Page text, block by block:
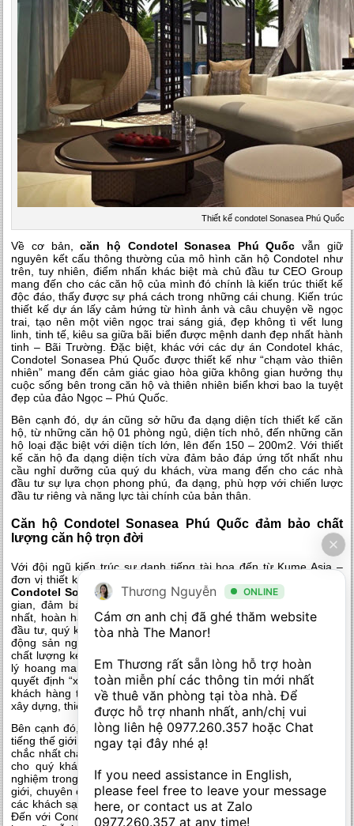
Thiết kế condotel Sonasea Phú Quốc
Về cơ bản,căn hộ Condotel Sonasea Phú Quốc vẫn giữ
nguyên kết cấu thông thường của mô hình căn hộ Condotel như
trên, tuy nhiên, điểm nhấn khác biệt mà chủ đầu tư CEO Group
mang đến cho các căn hộ của mình đó chính là kiến trúc thiết kế
độc đáo, thấy được sự phá cách trong những cái chung. Kiến trúc
thiết kế dự án lấy cảm hứng từ hình ảnh và câu chuyện về ngọc
trai, tạo nên một viên ngọc trai sáng giá, đẹp không tì vết lung
linh, tinh tế, kiêu sa giữa bãi biển được mệnh danh đẹp nhất hành
tinh – Bãi Trường. Đặc biệt, khác với các dự án Condotel khác,
Condotel Sonasea Phú Quốc được thiết kế như “chạm vào thiên
nhiên” mang đến cảm giác giao hòa giữa không gian hưởng thụ
cuộc sống bên trong căn hộ và thiên nhiên biển khơi bao la tuyệt
đẹp của đảo Ngọc – Phú Quốc.
Bên cạnh đó, dự án cũng sở hữu đa dạng diện tích thiết kế căn
hộ, từ những căn hộ 01 phòng ngủ, diện tích nhỏ, đến những căn
hộ loại đặc biệt với diện tích lớn, lên đến 150 – 200m2. Với thiết
kế căn hộ đa dạng diện tích vừa đảm bảo đáp ứng tốt nhất nhu
cầu nghỉ dưỡng của quý du khách, vừa mang đến cho các nhà
đầu tư sự lựa chọn phong phú, đa dạng, phù hợp với chiến lược
đầu tư riêng và năng lực tài chính của bản thân.
Căn hộ Condotel Sonasea Phú Quốc đảm bảo chất
lượng căn hộ trọn đời
Với đội ngũ kiến trúc sư danh tiếng tài hoa đến từKume Asia –
đơn vị thiết kế hàng đầu Nhật Bản sẽ là yếu tố đảm bảo
Condotel Sonasea Phú Quốc với chất lượng vượt trội theo thời
gian, đảm bảo căn hộ của quý khách luôn trong tình trạng tốt
nhất, hoàn hảo nhất. Đây cũng là yếu tố quan trọng mà các nhà
đầu tư, quý khách hàng quan tâm, bởi thực tế trên thị trường bất
động sản nghỉ dưỡng hiện nay, sự xuất hiện của các dự án có
chất lượng kém, xuống cấp nghiêm trọng không hề ít, gây ra tâm
lý hoang mang, lo lắng cho các nhà đầu tư. Chính bởi vậy, khi
quyết định “xuống tiền” đầu tư vào một dự án bất động sản, quý
khách hàng thường nghiên cứu, tìm hiểu kỹ các đơn vị hợp tác
xây dựng, thiết kế, thi công dự án.
Bên cạnh đó, với sự góp mặt của đơn vị vận hành khách sạn nổi
tiếng thế giới – Best Western Premier, sẽ là yếu tố đảm bảo vững
chắc nhất chất lượng căn hộ, dịch vụ căn hộ luôn đạt chuẩn 5 sao
cho quý khách. Đây là một trong những đơn vị có nhiều kinh
nghiệm trong vận hành và quản lý khách sạn danh tiếng trên thế
giới, chuyên cung cấp các dịch vụ quản lý khách sạn cao cấp cho
các khách sạn, các khu nghỉ dưỡng đạt chuẩn 5 sao trên thế giới.
Đến với Condotel Sonasea Phú Quốc, Best Western Premier hứa
Thương Nguyễn ONLINE
Cám ơn anh chị đã ghé thăm website
tòa nhà The Manor!
Em Thương rất sẵn lòng hỗ trợ hoàn
toàn miễn phí các thông tin mới nhất
về thuê văn phòng tại tòa nhà. Để
được hỗ trợ nhanh nhất, anh/chị vui
lòng liên hệ 0977.260.357 hoặc Chat
ngay tại đây nhé ạ!
If you need assistance in English,
please feel free to leave your message
0977.260.357 at any time!